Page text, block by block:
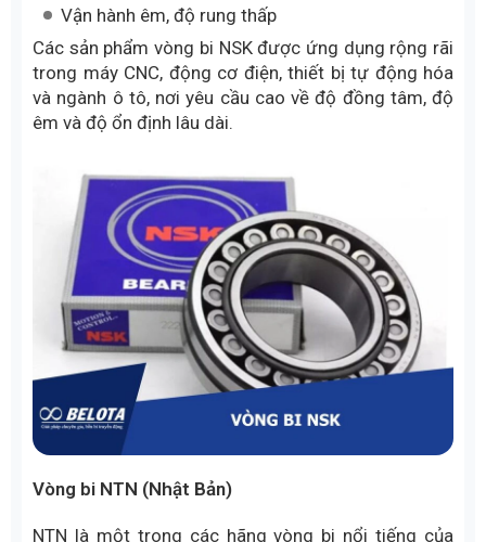
Vận hành êm, độ rung thấp
Các sản phẩm vòng bi NSK được ứng dụng rộng rãi
trong máy CNC, động cơ điện, thiết bị tự động hóa
và ngành ô tô, nơi yêu cầu cao về độ đồng tâm, độ
êm và độ ổn định lâu dài.
Vòng bi NTN (Nhật Bản)
NTN là một trong các hãng vòng bi nổi tiếng của